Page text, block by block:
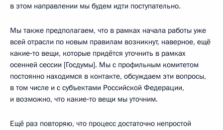
в этом направлении мы будем идти поступательно.
Мы также предполагаем, что в рамках начала работы уже
всей отрасли по новым правилам возникнут, наверное, ещё
какие‑то вещи, которые придётся уточнить в рамках
осенней сессии [Госдумы]. Мы с профильным комитетом
постоянно находимся в контакте, обсуждаем эти вопросы,
в том числе и с субъектами Российской Федерации,
и возможно, что какие‑то вещи мы уточним.
Ещё раз повторяю, что процесс достаточно непростой